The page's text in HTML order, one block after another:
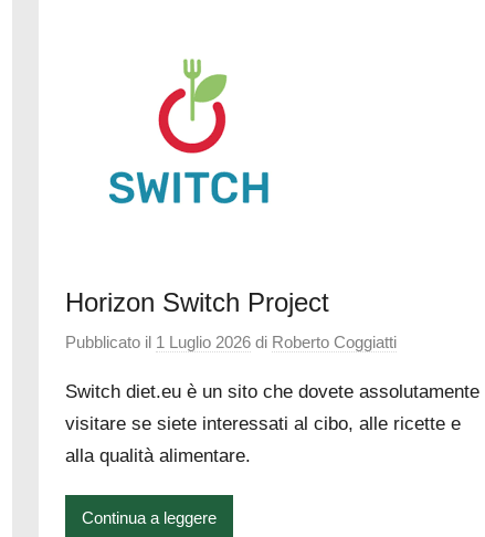
Horizon Switch Project
Pubblicato il 1 Luglio 2026 di Roberto Coggiatti
Switch diet.eu è un sito che dovete assolutamente
visitare se siete interessati al cibo, alle ricette e
alla qualità alimentare.
Continua a leggere